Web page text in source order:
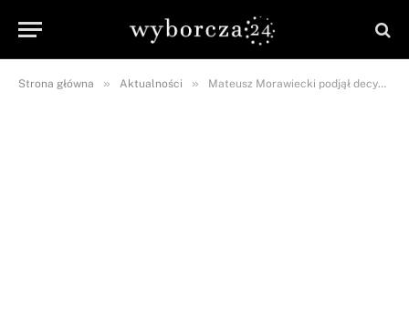
Strona główna » Aktualności » Mateusz Morawiecki podjął decyzję. Niebawem poznamy skład nowego rządu